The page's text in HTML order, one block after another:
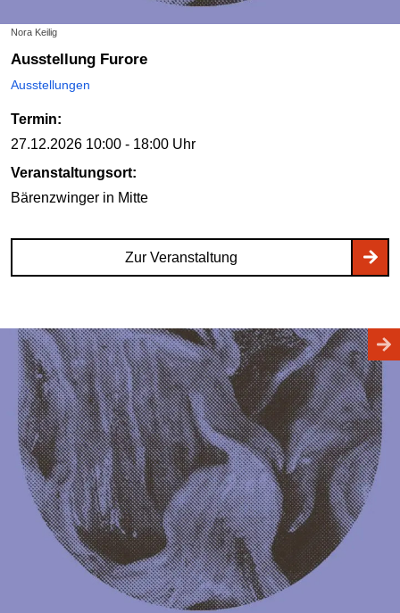
Nora Keilig
Ausstellung Furore
Ausstellungen
Termin:
27.12.2026 10:00 - 18:00 Uhr
Veranstaltungsort:
Bärenzwinger in Mitte
Zur Veranstaltung